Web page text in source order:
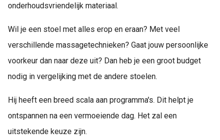
onderhoudsvriendelijk materiaal.
Wil je een stoel met alles erop en eraan? Met veel
verschillende massagetechnieken? Gaat jouw persoonlijke
voorkeur dan naar deze uit? Dan heb je een groot budget
nodig in vergelijking met de andere stoelen.
Hij heeft een breed scala aan programma's. Dit helpt je
ontspannen na een vermoeiende dag. Het zal een
uitstekende keuze zijn.